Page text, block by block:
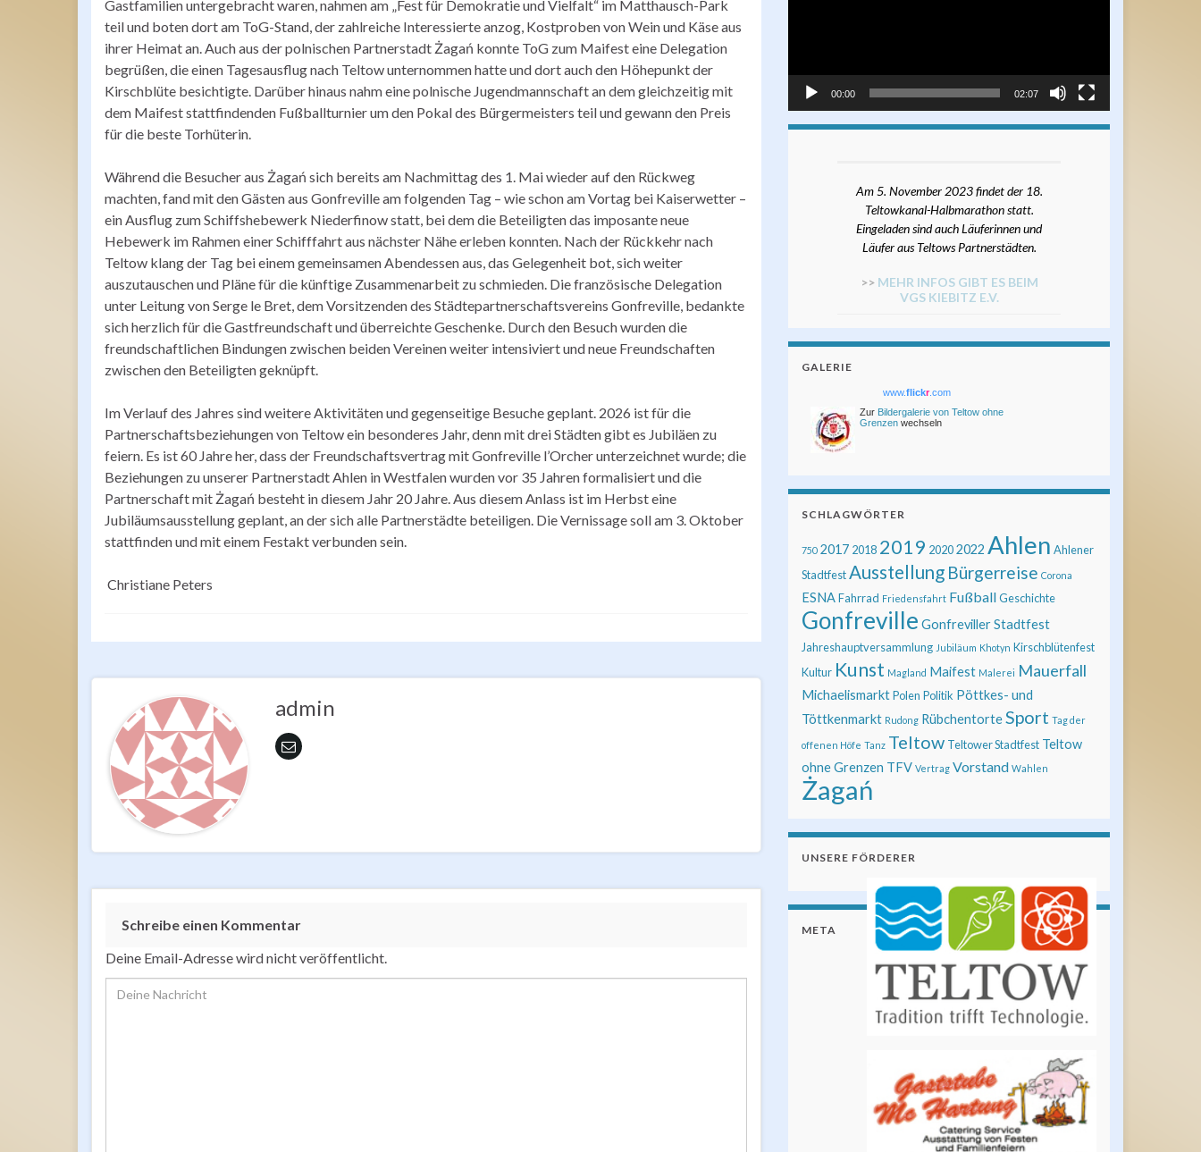
Gastfamilien untergebracht waren, nahmen am „Fest für Demokratie und Vielfalt“ im Matthausch-Park
teil und boten dort am ToG-Stand, der zahlreiche Interessierte anzog, Kostproben von Wein und Käse aus
ihrer Heimat an. Auch aus der polnischen Partnerstadt Żagań konnte ToG zum Maifest eine Delegation
begrüßen, die einen Tagesausflug nach Teltow unternommen hatte und dort auch den Höhepunkt der
Kirschblüte besichtigte. Darüber hinaus nahm eine polnische Jugendmannschaft an dem gleichzeitig mit
dem Maifest stattfindenden Fußballturnier um den Pokal des Bürgermeisters teil und gewann den Preis
für die beste Torhüterin.
Während die Besucher aus Żagań sich bereits am Nachmittag des 1. Mai wieder auf den Rückweg
machten, fand mit den Gästen aus Gonfreville am folgenden Tag – wie schon am Vortag bei Kaiserwetter –
ein Ausflug zum Schiffshebewerk Niederfinow statt, bei dem die Beteiligten das imposante neue
Hebewerk im Rahmen einer Schifffahrt aus nächster Nähe erleben konnten. Nach der Rückkehr nach
Teltow klang der Tag bei einem gemeinsamen Abendessen aus, das Gelegenheit bot, sich weiter
auszutauschen und Pläne für die künftige Zusammenarbeit zu schmieden. Die französische Delegation
unter Leitung von Serge le Bret, dem Vorsitzenden des Städtepartnerschaftsvereins Gonfreville, bedankte
sich herzlich für die Gastfreundschaft und überreichte Geschenke. Durch den Besuch wurden die
freundschaftlichen Bindungen zwischen beiden Vereinen weiter intensiviert und neue Freundschaften
zwischen den Beteiligten geknüpft.
Im Verlauf des Jahres sind weitere Aktivitäten und gegenseitige Besuche geplant. 2026 ist für die
Partnerschaftsbeziehungen von Teltow ein besonderes Jahr, denn mit drei Städten gibt es Jubiläen zu
feiern. Es ist 60 Jahre her, dass der Freundschaftsvertrag mit Gonfreville l’Orcher unterzeichnet wurde; die
Beziehungen zu unserer Partnerstadt Ahlen in Westfalen wurden vor 35 Jahren formalisiert und die
Partnerschaft mit Żagań besteht in diesem Jahr 20 Jahre. Aus diesem Anlass ist im Herbst eine
Jubiläumsausstellung geplant, an der sich alle Partnerstädte beteiligen. Die Vernissage soll am 3. Oktober
stattfinden und mit einem Festakt verbunden sein.
Christiane Peters
admin
Schreibe einen Kommentar
Deine Email-Adresse wird nicht veröffentlicht.
00:00 02:07
Am 5. November 2023 findet der 18.
Teltowkanal-Halbmarathon statt.
Eingeladen sind auch Läuferinnen und
Läufer aus Teltows Partnerstädten.
>> MEHR INFOS GIBT ES BEIM
VGS KIEBITZ E.V.
GALERIE
www.flickr.com
Zur Bildergalerie von Teltow ohne
Grenzen wechseln
SCHLAGWÖRTER
750 2017 2018 2019 20202022 Ahlen Ahlener
Stadtfest Ausstellung Bürgerreise Corona
ESNAFahrrad Friedensfahrt FußballGeschichte
Gonfreville Gonfreviller Stadtfest
Jahreshauptversammlung Jubiläum Khotyn Kirschblütenfest
Kultur Kunst Magland Maifest Malerei Mauerfall
MichaelismarktPolen Politik Pöttkes- und
Töttkenmarkt Rudong RübchentorteSport Tag der
offenen Höfe Tanz Teltow Teltower Stadtfest Teltow
ohne Grenzen TFV Vertrag Vorstand Wahlen
Żagań
UNSERE FÖRDERER
META